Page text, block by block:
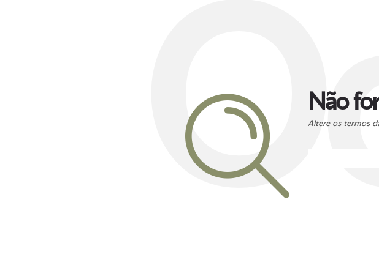
Não
Altere os termos